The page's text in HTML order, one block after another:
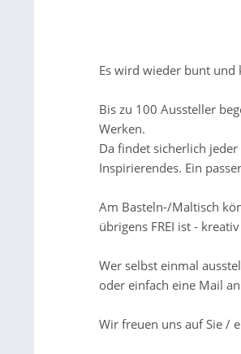
Es wird wieder bunt und
Bis zu 100 Aussteller
Werken.
Da findet sicherlich jeder
Inspirierendes. Ein
Am Basteln-/Maltisch
übrigens FREI ist -
Wer selbst einmal
oder einfach eine Mail
Wir freuen uns auf Sie /